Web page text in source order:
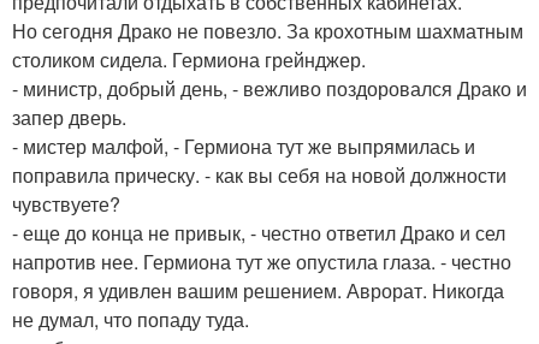
Но сегодня Драко не повезло. За крохотным шахматным
столиком сидела. Гермиона грейнджер.
- министр, добрый день, - вежливо поздоровался Драко и
запер дверь.
- мистер малфой, - Гермиона тут же выпрямилась и
поправила прическу. - как вы себя на новой должности
чувствуете?
- еще до конца не привык, - честно ответил Драко и сел
напротив нее. Гермиона тут же опустила глаза. - честно
говоря, я удивлен вашим решением. Аврорат. Никогда
не думал, что попаду туда.